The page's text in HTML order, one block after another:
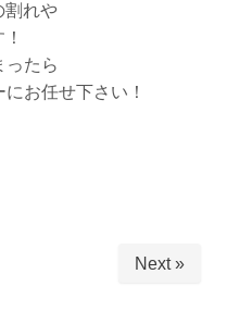
割れや
ったら
お任せ下さい！
Next »